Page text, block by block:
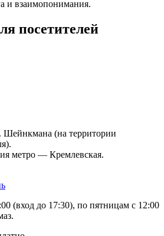
и взаимопонимания.
посетителей
Шейнкмана (на территории
метро — Кремлевская.
(вход до 17:30), по пятницам с 12:00